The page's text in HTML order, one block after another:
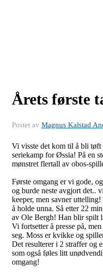
Årets første
Postet av Magnus Kalstad
Vi visste det kom til å bli tøft
seriekamp for Øssia! På en
mønstret flertall av obos-
Første omgang er vi gode,
og burde neste avgjort det..
keeper, men savner
å holde unna. Så etter 22
av Ole Bergh! Han blir spilt
Vi fortsetter å presse på,
seg. Moss er kvikke og
Det resulterer i 2 straffer og
som også føles litt
omgang!